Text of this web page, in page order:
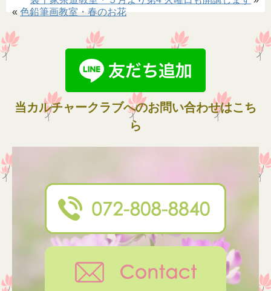
« 色鉛筆画教室・春のお花
当カルチャークラブへのお問い合わせはこち
ら